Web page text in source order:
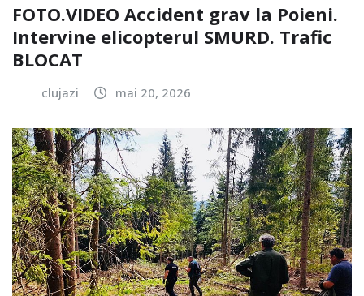
FOTO.VIDEO Accident grav la Poieni.
Intervine elicopterul SMURD. Trafic
BLOCAT
clujazi mai 20, 2026